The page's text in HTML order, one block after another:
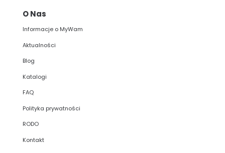
O Nas
Informacje o MyWam
Aktualności
Blog
Katalogi
FAQ
Polityka prywatności
RODO
Kontakt